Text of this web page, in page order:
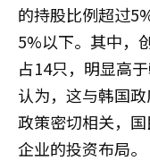
的持股比例超过
5%以下。其中，
占14只，明显高
认为，这与韩国
政策密切相关，
企业的投资布局。